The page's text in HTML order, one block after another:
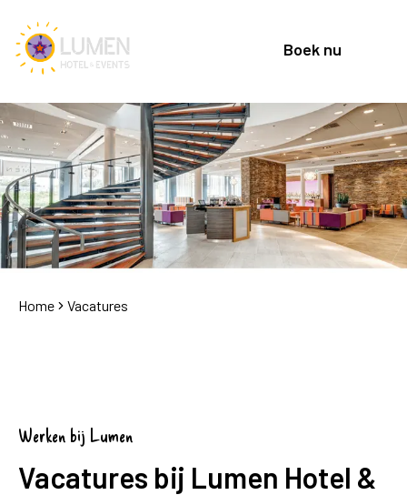
Boek nu
Home Vacatures
Werken bij Lumen
Vacatures bij Lumen Hotel &